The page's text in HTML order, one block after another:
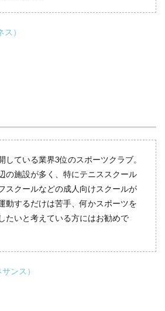
）
している業界3位のスポーツクラブ。
の施設が多く、特にテニススクール
スクールなどの成人向けスクールが
動するだけは苦手、何かスポーツを
たいと考えている方にはお勧めで
ンス）